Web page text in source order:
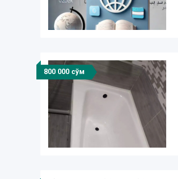
800 000 сўм